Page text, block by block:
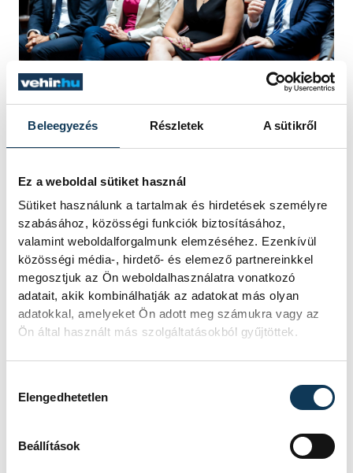
Beleegyezés Részletek A sütikről
Ez a weboldal sütiket használ
Sütiket használunk a tartalmak és hirdetések személyre
szabásához, közösségi funkciók biztosításához,
valamint weboldalforgalmunk elemzéséhez. Ezenkívül
közösségi média-, hirdető- és elemező partnereinkkel
megosztjuk az Ön weboldalhasználatra vonatkozó
adatait, akik kombinálhatják az adatokat más olyan
adatokkal, amelyeket Ön adott meg számukra vagy az
Ön által használt más szolgáltatásokból gyűjtöttek.
Elengedhetetlen
Beállítások
Az idei tanévben 246 hallgató végzett
sikeresen, köztük 47-en kitüntetéses
végzősöket, hogy gondolják végig, kik
járultak hozzá sikerükhöz, és köszönjék
meg szüleiknek és hozzátartozóiknak az
ösztönzést és támogatást. Az egyetem
nemcsak az oktatásban, de a tudományos
eredményekben és a harmadik missziós
tevékenységekben is erősödött, és a
elhelyezkedés érdekében különböző